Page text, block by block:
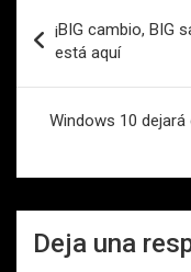
de
entradas
¡BIG cambio, BIG
está aquí
Windows 10
Deja una